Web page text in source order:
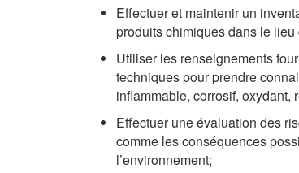
Effectuer et maintenir un
produits chimiques dans le lieu
Utiliser les renseignements
techniques pour prendre
inflammable, corrosif, oxydant,
Effectuer une évaluation des
comme les conséquences
l’environnement;